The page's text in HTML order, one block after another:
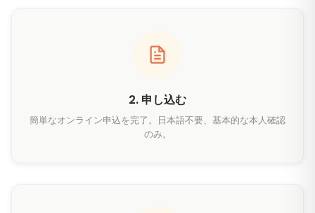
2. 申し込む
簡単なオンライン申込を完了。日本語不要、基本的な本人確認
のみ。